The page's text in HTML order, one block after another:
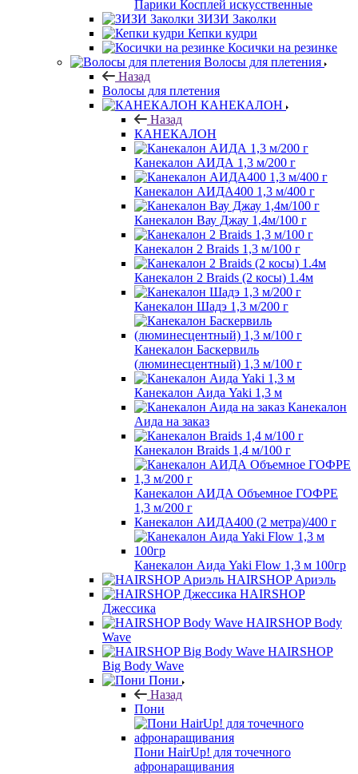
Парики Косплей искусственные
ЗИЗИ Заколки
Кепки кудри
Косички на резинке
Волосы для плетения
Назад
Волосы для плетения
КАНЕКАЛОН
Назад
КАНЕКАЛОН
Канекалон АИДА 1,3 м/200 г
Канекалон АИДА400 1,3 м/400 г
Канекалон Вау Джау 1,4м/100 г
Канекалон 2 Braids 1,3 м/100 г
Канекалон 2 Braids (2 косы) 1.4м
Канекалон Шадэ 1,3 м/200 г
Канекалон Баскервиль
(люминесцентный) 1,3 м/100 г
Канекалон Аида Yaki 1,3 м
Канекалон
Аида на заказ
Канекалон Braids 1,4 м/100 г
Канекалон АИДА Объемное ГОФРЕ
1,3 м/200 г
Канекалон АИДА400 (2 метра)/400 г
Канекалон Аида Yaki Flow 1,3 м 100гр
HAIRSHOP Ариэль
HAIRSHOP
Джессика
HAIRSHOP Body
Wave
HAIRSHOP
Big Body Wave
Пони
Назад
Пони
Пони HairUp! для точечного
афронаращивания